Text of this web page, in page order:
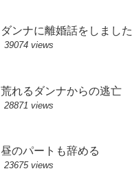
ダンナに離婚話をしました
39074 views
荒れるダンナからの逃亡
28871 views
昼のパートも辞める
23675 views